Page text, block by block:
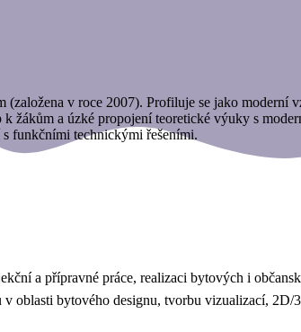
v roce 2007). Profiluje se jako
a úzké propojení teoretické výuky s
funkčními technickými řešeními.
a přípravné práce, realizaci bytových i
oblasti bytového designu, tvorbu vizualizací, 2D/